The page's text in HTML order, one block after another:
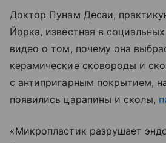
Доктор Пунам Десаи,
Йорка, известная в
видео о том, почему она
керамические сковороды и
с антипригарным покрытием,
появились царапины и сколы,
«Микропластик разрушает